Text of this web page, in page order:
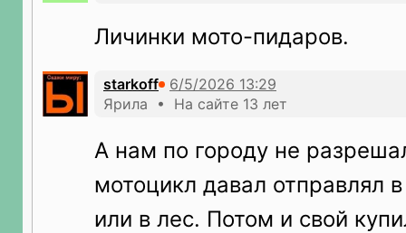
Личинки мото-пидаров.
starkoff
Ярила • На сайте 13 лет
А нам по городу не
мотоцикл давал отправлял
или в лес. Потом и свой